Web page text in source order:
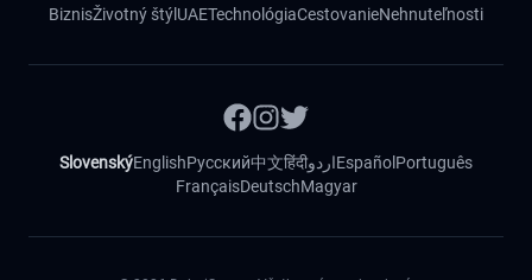
BiznisŽivotný štýl UAETechnológiaCestovanieNehnuteľnosti
SlovenskýEnglishРусский中文हिंदीاردوEspañol Português
FrançaisDeutschMagyar